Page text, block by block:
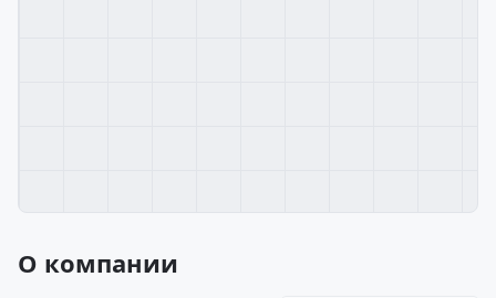
О компании